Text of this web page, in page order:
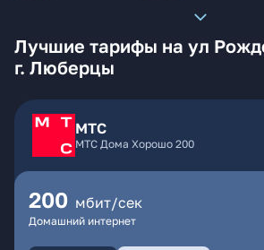
Лучшие тарифы на ул
г. Люберцы
МТС
МТС Дома Хорошо 200
200 мбит/сек
Домашний интернет